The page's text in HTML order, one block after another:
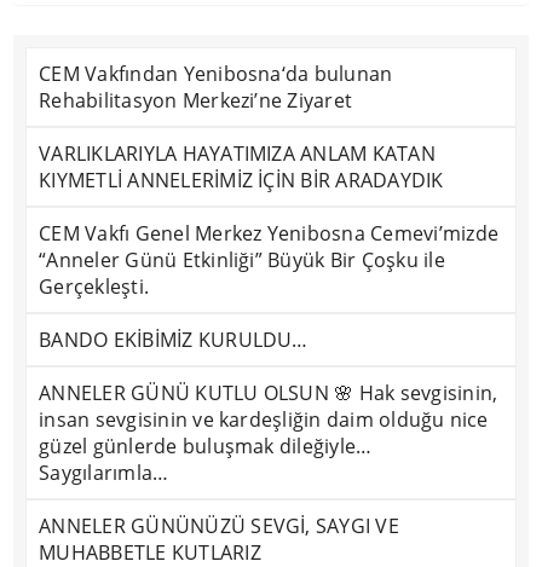
CEM Vakfından Yenibosna‘da bulunan
Rehabilitasyon Merkezi’ne Ziyaret
VARLIKLARIYLA HAYATIMIZA ANLAM KATAN
KIYMETLİ ANNELERİMİZ İÇİN BİR ARADAYDIK
CEM Vakfı Genel Merkez Yenibosna Cemevi’mizde
“Anneler Günü Etkinliği” Büyük Bir Çoşku ile
Gerçekleşti.
BANDO EKİBİMİZ KURULDU…
ANNELER GÜNÜ KUTLU OLSUN 🌸 Hak sevgisinin,
insan sevgisinin ve kardeşliğin daim olduğu nice
güzel günlerde buluşmak dileğiyle…
Saygılarımla…
ANNELER GÜNÜNÜZÜ SEVGİ, SAYGI VE
MUHABBETLE KUTLARIZ